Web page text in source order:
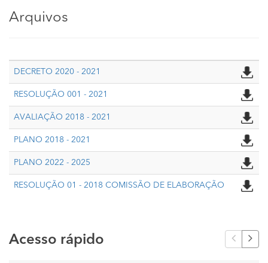
Arquivos
DECRETO 2020 - 2021
RESOLUÇÃO 001 - 2021
AVALIAÇÃO 2018 - 2021
PLANO 2018 - 2021
PLANO 2022 - 2025
RESOLUÇÃO 01 - 2018 COMISSÃO DE ELABORAÇÃO
Acesso rápido